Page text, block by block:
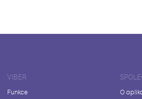
VIBER
Funkce
O